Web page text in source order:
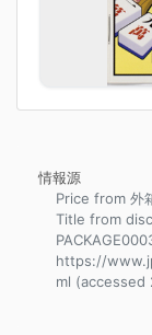
情報源
Price from 外
Title from
https://
ml (accessed